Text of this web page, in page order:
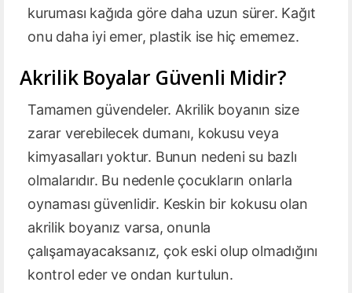
kuruması kağıda göre daha uzun sürer. Kağıt
onu daha iyi emer, plastik ise hiç ememez.
Akrilik Boyalar Güvenli Midir?
Tamamen güvendeler. Akrilik boyanın size
zarar verebilecek dumanı, kokusu veya
kimyasalları yoktur. Bunun nedeni su bazlı
olmalarıdır. Bu nedenle çocukların onlarla
oynaması güvenlidir. Keskin bir kokusu olan
akrilik boyanız varsa, onunla
çalışamayacaksanız, çok eski olup olmadığını
kontrol eder ve ondan kurtulun.